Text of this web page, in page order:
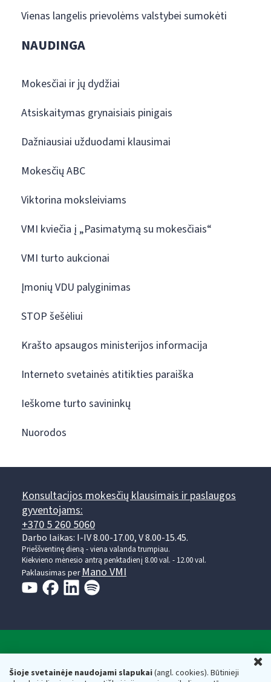
Šioje svetainėje naudojami slapukai(angl. cookies). Būtinieji
Vienas langelis prievolėms valstybei sumokėti
NAUDINGA
Mokesčiai ir jų dydžiai
Atsiskaitymas grynaisiais pinigais
Dažniausiai užduodami klausimai
Mokesčių ABC
Viktorina moksleiviams
VMI kviečia į „Pasimatymą su mokesčiais“
VMI turto aukcionai
Įmonių VDU palyginimas
STOP šešėliui
Krašto apsaugos ministerijos informacija
Interneto svetainės atitikties paraiška
Ieškome turto savininkų
Nuorodos
Konsultacijos mokesčių klausimais ir paslaugos
gyventojams:
+370 5 260 5060
Darbo laikas: I-IV 8.00-17.00, V 8.00-15.45.
Prieššventinę dieną - viena valanda trumpiau.
Kiekvieno mėnesio antrą penktadienį 8.00 val. - 12.00 val.
Paklausimas per Mano VMI
Respublikos finansų ministerijos